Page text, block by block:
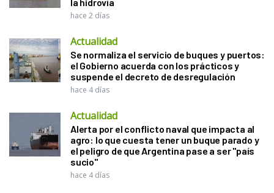
hace 2 días
Actualidad
Se normaliza el servicio de buques y puertos:
el Gobierno acuerda con los prácticos y
suspende el decreto de desregulación
hace 4 días
Actualidad
Alerta por el conflicto naval que impacta al
agro: lo que cuesta tener un buque parado y
el peligro de que Argentina pase a ser "país
sucio"
hace 4 días